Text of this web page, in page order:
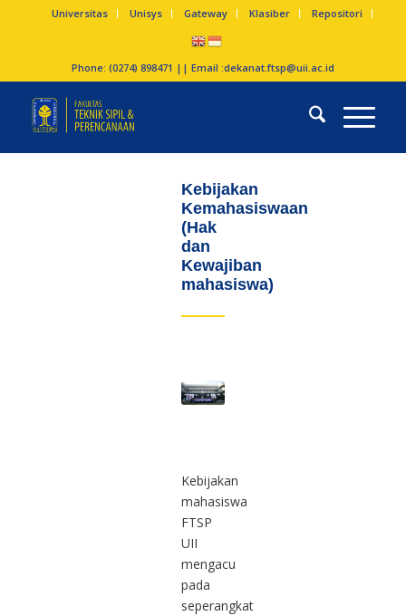
Universitas Unisys Gateway Klasiber Repositori
Phone: (0274) 898471 || Email :dekanat.ftsp@uii.ac.id
Kebijakan
Kemahasiswaan
(Hak
dan
Kewajiban
mahasiswa)
Kebijakan
mahasiswa
FTSP
UII
mengacu
pada
seperangkat